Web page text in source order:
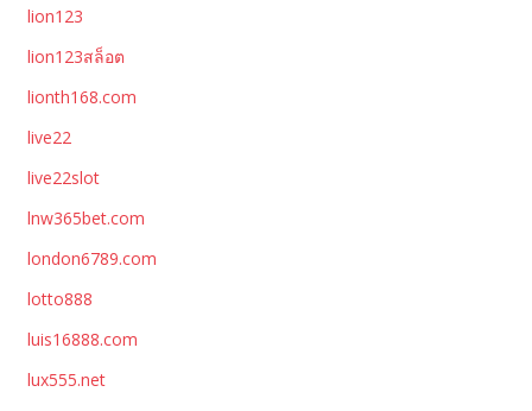
lion123
lion123สล็อต
lionth168.com
live22
live22slot
lnw365bet.com
london6789.com
lotto888
luis16888.com
lux555.net